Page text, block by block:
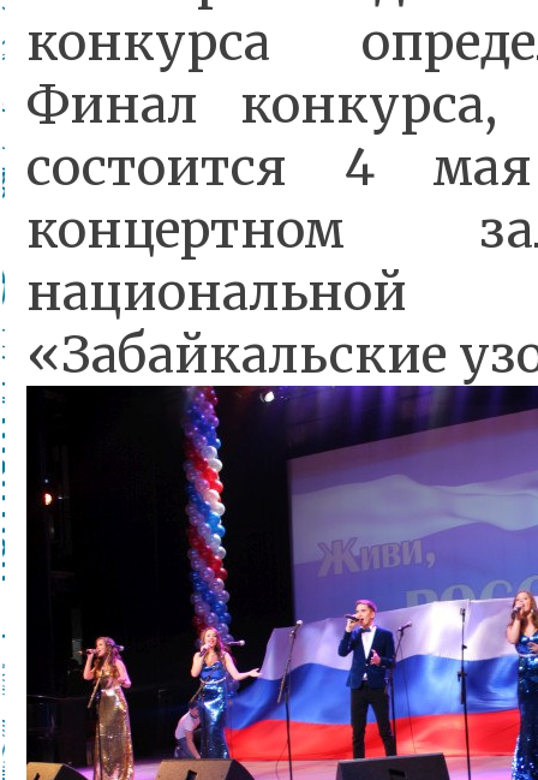
конкурса
Финал конкурса,
состоится 4
концертном
«Забайкальские